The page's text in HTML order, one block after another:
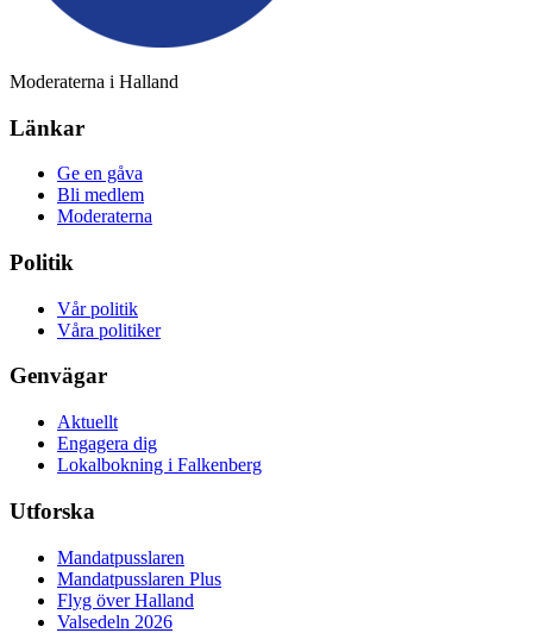
Moderaterna i Halland
Länkar
Ge en gåva
Bli medlem
Moderaterna
Politik
Vår politik
Våra politiker
Genvägar
Aktuellt
Engagera dig
Lokalbokning i Falkenberg
Utforska
Mandatpusslaren
Mandatpusslaren Plus
Flyg över Halland
Valsedeln 2026